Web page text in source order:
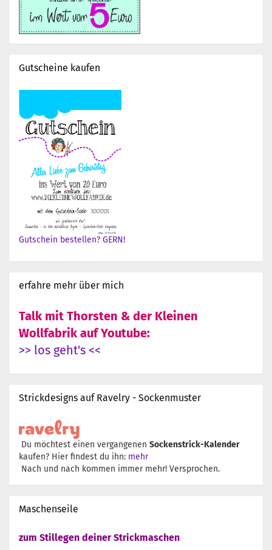
Gutscheine kaufen
Gutschein bestellen? GERN!
erfahre mehr über mich
Talk mit Thorsten & der Kleinen
Wollfabrik auf Youtube:
>> los geht's <<
Strickdesigns auf Ravelry - Sockenmuster
Du möchtest einen vergangenen Sockenstrick-Kalender
kaufen? Hier findest du ihn: mehr
Nach und nach kommen immer mehr! Versprochen.
Maschenseile
zum Stillegen deiner Strickmaschen